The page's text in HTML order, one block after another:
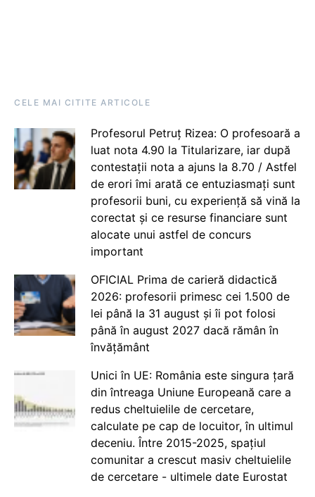
CELE MAI CITITE ARTICOLE
Profesorul Petruț Rizea: O profesoară a
luat nota 4.90 la Titularizare, iar după
contestații nota a ajuns la 8.70 / Astfel
de erori îmi arată ce entuziasmați sunt
profesorii buni, cu experiență să vină la
corectat și ce resurse financiare sunt
alocate unui astfel de concurs
important
OFICIAL Prima de carieră didactică
2026: profesorii primesc cei 1.500 de
lei până la 31 august și îi pot folosi
până în august 2027 dacă rămân în
învățământ
Unici în UE: România este singura țară
din întreaga Uniune Europeană care a
redus cheltuielile de cercetare,
calculate pe cap de locuitor, în ultimul
deceniu. Între 2015-2025, spațiul
comunitar a crescut masiv cheltuielile
de cercetare - ultimele date Eurostat